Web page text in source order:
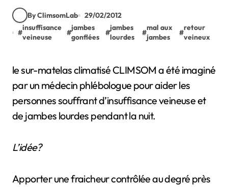
By ClimsomLab
29/02/2012
#
insuffisance
veineuse
#
jambes
gonflées
#
jambes
lourdes
#
mal aux
jambes
#
retour
veineux
le sur-matelas climatisé CLIMSOM a été imaginé
par un médecin phlébologue pour aider les
personnes souffrant d’insuffisance veineuse et
de jambes lourdes pendant la nuit.
L’idée?
Apporter une fraicheur contrôlée au degré près